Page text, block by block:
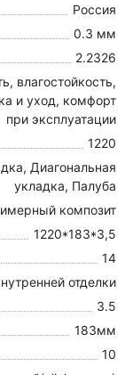
Россия
0.3 мм
2.2326
влагостойкость,
и уход, комфорт
при эксплуатации
1220
Диагональная
укладка, Палуба
композит
1220*183*3,5
14
отделки
3.5
183мм
10